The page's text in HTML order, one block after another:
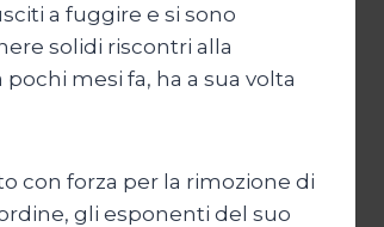
a fuggire e si sono
solidi riscontri alla
mesi fa, ha a sua volta
con forza per la rimozione di
gli esponenti del suo